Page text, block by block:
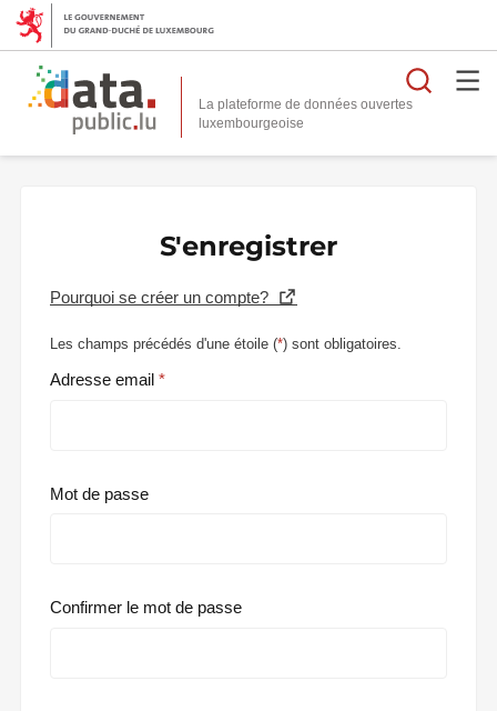
La plateforme de données ouvertes
S'enregistrer
Pourquoi se créer un compte?
Les champs précédés d'une étoile (*) sont obligatoires.
Adresse email
Mot de passe
Confirmer le mot de passe